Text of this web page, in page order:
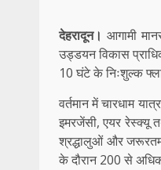
देहरादून। आगामी
उड्डयन विकास
10 घंटे के निःशुल्क
वर्तमान में चारधाम
इमरजेंसी, एयर रेस्क्यू
श्रद्धालुओं और
के दौरान 200 से